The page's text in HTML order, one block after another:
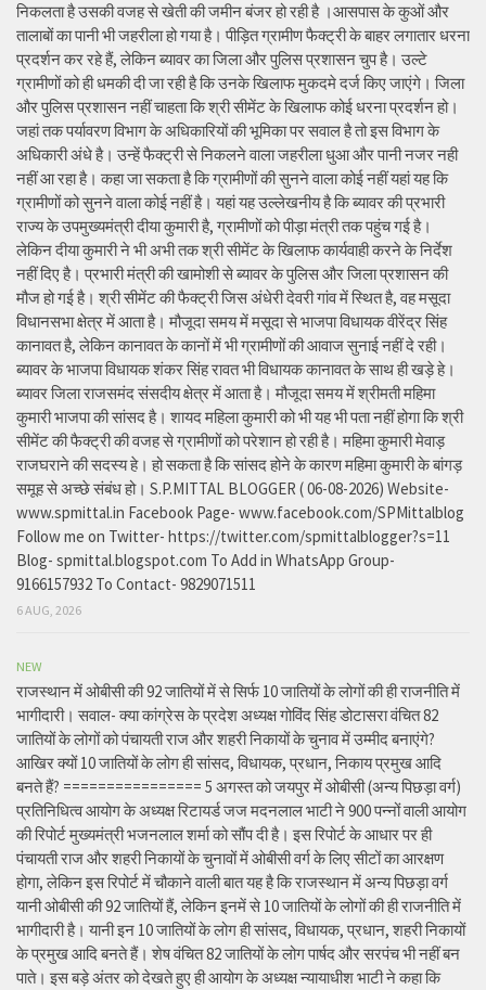
निकलता है उसकी वजह से खेती की जमीन बंजर हो रही है ।आसपास के कुओं और
तालाबों का पानी भी जहरीला हो गया है। पीड़ित ग्रामीण फैक्ट्री के बाहर लगातार धरना
प्रदर्शन कर रहे हैं, लेकिन ब्यावर का जिला और पुलिस प्रशासन चुप है। उल्टे
ग्रामीणों को ही धमकी दी जा रही है कि उनके खिलाफ मुकदमे दर्ज किए जाएंगे। जिला
और पुलिस प्रशासन नहीं चाहता कि श्री सीमेंट के खिलाफ कोई धरना प्रदर्शन हो।
जहां तक पर्यावरण विभाग के अधिकारियों की भूमिका पर सवाल है तो इस विभाग के
अधिकारी अंधे है। उन्हें फैक्ट्री से निकलने वाला जहरीला धुआ और पानी नजर नही
नहीं आ रहा है। कहा जा सकता है कि ग्रामीणों की सुनने वाला कोई नहीं यहां यह कि
ग्रामीणों को सुनने वाला कोई नहीं है। यहां यह उल्लेखनीय है कि ब्यावर की प्रभारी
राज्य के उपमुख्यमंत्री दीया कुमारी है, ग्रामीणों को पीड़ा मंत्री तक पहुंच गई है।
लेकिन दीया कुमारी ने भी अभी तक श्री सीमेंट के खिलाफ कार्यवाही करने के निर्देश
नहीं दिए है। प्रभारी मंत्री की खामोशी से ब्यावर के पुलिस और जिला प्रशासन की
मौज हो गई है। श्री सीमेंट की फैक्ट्री जिस अंधेरी देवरी गांव में स्थित है, वह मसूदा
विधानसभा क्षेत्र में आता है। मौजूदा समय में मसूदा से भाजपा विधायक वीरेंद्र सिंह
कानावत है, लेकिन कानावत के कानों में भी ग्रामीणों की आवाज सुनाई नहीं दे रही।
ब्यावर के भाजपा विधायक शंकर सिंह रावत भी विधायक कानावत के साथ ही खड़े हे।
ब्यावर जिला राजसमंद संसदीय क्षेत्र में आता है। मौजूदा समय में श्रीमती महिमा
कुमारी भाजपा की सांसद है। शायद महिला कुमारी को भी यह भी पता नहीं होगा कि श्री
सीमेंट की फैक्ट्री की वजह से ग्रामीणों को परेशान हो रही है। महिमा कुमारी मेवाड़
राजघराने की सदस्य हे। हो सकता है कि सांसद होने के कारण महिमा कुमारी के बांगड़
समूह से अच्छे संबंध हो। S.P.MITTAL BLOGGER ( 06-08-2026) Website-
www.spmittal.in Facebook Page- www.facebook.com/SPMittalblog
Follow me on Twitter- https://twitter.com/spmittalblogger?s=11
Blog- spmittal.blogspot.com To Add in WhatsApp Group-
9166157932 To Contact- 9829071511
6 AUG, 2026
NEW
राजस्थान में ओबीसी की 92 जातियों में से सिर्फ 10 जातियों के लोगों की ही राजनीति में
भागीदारी। सवाल- क्या कांग्रेस के प्रदेश अध्यक्ष गोविंद सिंह डोटासरा वंचित 82
जातियों के लोगों को पंचायती राज और शहरी निकायों के चुनाव में उम्मीद बनाएंगे?
आखिर क्यों 10 जातियों के लोग ही सांसद, विधायक, प्रधान, निकाय प्रमुख आदि
बनते हैं? ================ 5 अगस्त को जयपुर में ओबीसी (अन्य पिछड़ा वर्ग)
प्रतिनिधित्व आयोग के अध्यक्ष रिटायर्ड जज मदनलाल भाटी ने 900 पन्नों वाली आयोग
की रिपोर्ट मुख्यमंत्री भजनलाल शर्मा को सौंप दी है। इस रिपोर्ट के आधार पर ही
पंचायती राज और शहरी निकायों के चुनावों में ओबीसी वर्ग के लिए सीटों का आरक्षण
होगा, लेकिन इस रिपोर्ट में चौकाने वाली बात यह है कि राजस्थान में अन्य पिछड़ा वर्ग
यानी ओबीसी की 92 जातियों हैं, लेकिन इनमें से 10 जातियों के लोगों की ही राजनीति में
भागीदारी है। यानी इन 10 जातियों के लोग ही सांसद, विधायक, प्रधान, शहरी निकायों
के प्रमुख आदि बनते हैं। शेष वंचित 82 जातियों के लोग पार्षद और सरपंच भी नहीं बन
पाते। इस बड़े अंतर को देखते हुए ही आयोग के अध्यक्ष न्यायाधीश भाटी ने कहा कि